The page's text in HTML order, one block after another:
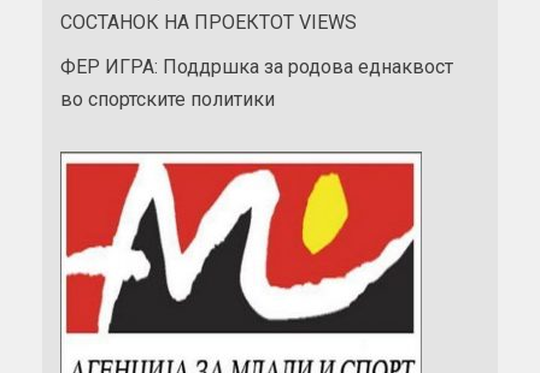
СОСТАНОК НА ПРОЕКТОТ VIEWS
ФЕР ИГРА: Поддршка за родова еднаквост
во спортските политики